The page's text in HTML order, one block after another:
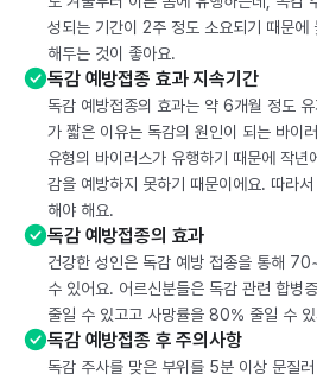
성되는 기간이 2주 정도 소요되기 때문에
해두는 것이 좋아요.
독감 예방접종 효과 지속기간
독감 예방접종의 효과는 약 6개월 정도
가 짧은 이유는 독감의 원인이 되는 바이
유형의 바이러스가 유행하기 때문에 작
감을 예방하지 못하기 때문이에요. 따라
해야 해요.
독감 예방접종의 효과
건강한 성인은 독감 예방 접종을 통해
수 있어요. 어르신분들은 독감 관련 합
줄일 수 있고고 사망률을 80% 줄일 수
독감 예방접종 후 주의사항
독감 주사를 맞은 부위를 5분 이상 문질